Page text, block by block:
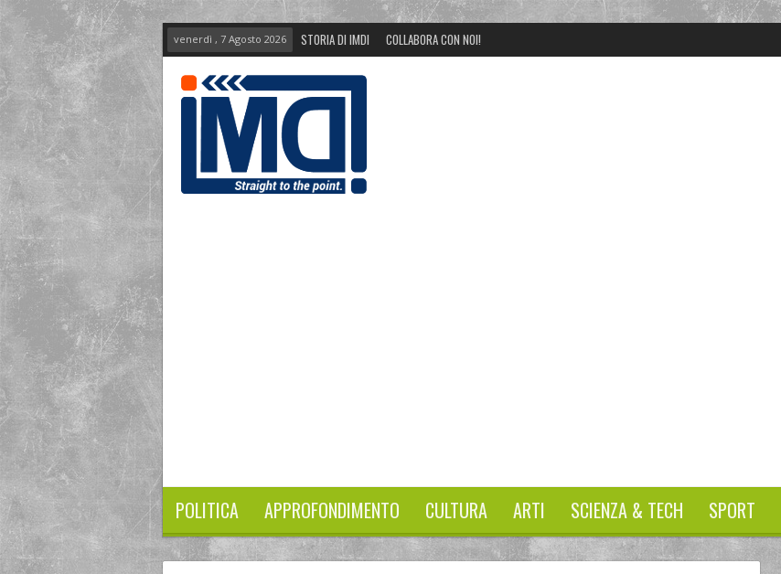
venerdì , 7 Agosto 2026 STORIA DI IMDI COLLABORA CON NOI!
POLITICA APPROFONDIMENTO CULTURA ARTI SCIENZA & TECH SPORT